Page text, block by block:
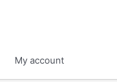
My account